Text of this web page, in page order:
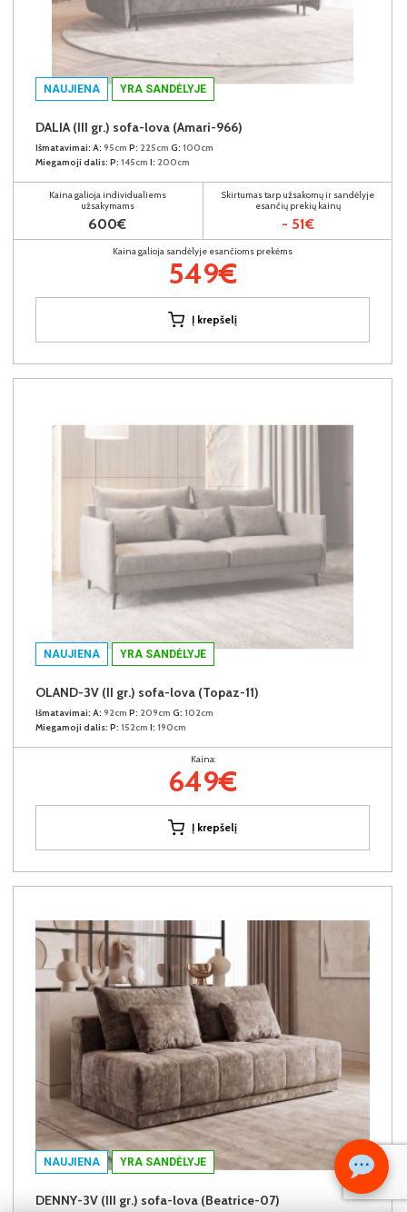
NAUJIENA YRA SANDĖLYJE
DALIA (III gr.) sofa-lova (Amari-966)
Išmatavimai: A: 95cm P: 225cm G: 100cm
Miegamoji dalis: P: 145cm I: 200cm
Kaina galioja individualiems
užsakymams
600€
Skirtumas tarp užsakomų ir sandėlyje
esančių prekių kainų
- 51€
Kaina galioja sandėlyje esančioms prekėms
549€
Į krepšelį
NAUJIENA YRA SANDĖLYJE
OLAND-3V (II gr.) sofa-lova (Topaz-11)
Išmatavimai: A: 92cm P: 209cm G: 102cm
Miegamoji dalis: P: 152cm I: 190cm
Kaina:
649€
Į krepšelį
NAUJIENA YRA SANDĖLYJE
DENNY-3V (III gr.) sofa-lova (Beatrice-07)